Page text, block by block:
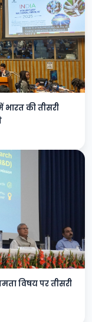
भारत की तीसरी
विषय पर तीसरी